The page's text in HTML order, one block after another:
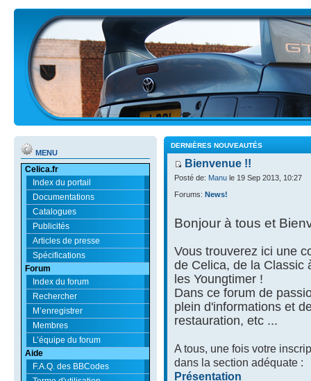
MENU
Celica.fr
Index du portail
Documentations
Catalogues
Publicités
Articles de presse
Spécifications
Forum
Index du forum
Rechercher
M’enregistrer
Membres
L’équipe du forum
Aide
F.A.Q. des BBCodes
DERNIÈRES NOUVEAUTÉS
Bienvenue !!
Posté de: Manu le 19 Sep 2013, 10:27
Forums: News!
Bonjour à tous et
Vous trouverez ici une
de Celica, de la Classic
les Youngtimer !
Dans ce forum de
plein d'informations et
restauration, etc ...
A tous, une fois votre
dans la section adéquate :
Présentation